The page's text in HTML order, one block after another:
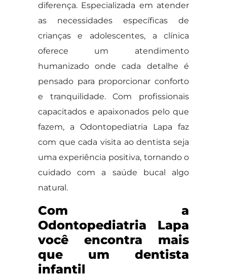
diferença. Especializada em atender
as necessidades específicas de
crianças e adolescentes, a clínica
oferece um atendimento
humanizado onde cada detalhe é
pensado para proporcionar conforto
e tranquilidade. Com profissionais
capacitados e apaixonados pelo que
fazem, a Odontopediatria Lapa faz
com que cada visita ao dentista seja
uma experiência positiva, tornando o
cuidado com a saúde bucal algo
natural.
Com a
Odontopediatria Lapa
você encontra mais
que um dentista
infantil